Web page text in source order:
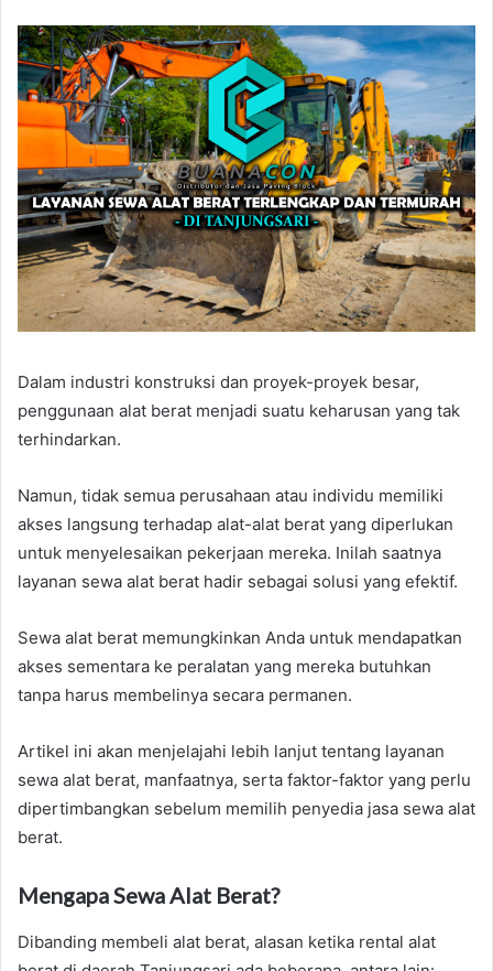
Dalam industri konstruksi dan proyek-proyek besar,
penggunaan alat berat menjadi suatu keharusan yang tak
terhindarkan.
Namun, tidak semua perusahaan atau individu memiliki
akses langsung terhadap alat-alat berat yang diperlukan
untuk menyelesaikan pekerjaan mereka. Inilah saatnya
layanan sewa alat berat hadir sebagai solusi yang efektif.
Sewa alat berat memungkinkan Anda untuk mendapatkan
akses sementara ke peralatan yang mereka butuhkan
tanpa harus membelinya secara permanen.
Artikel ini akan menjelajahi lebih lanjut tentang layanan
sewa alat berat, manfaatnya, serta faktor-faktor yang perlu
dipertimbangkan sebelum memilih penyedia jasa sewa alat
berat.
Mengapa Sewa Alat Berat?
Dibanding membeli alat berat, alasan ketika rental alat